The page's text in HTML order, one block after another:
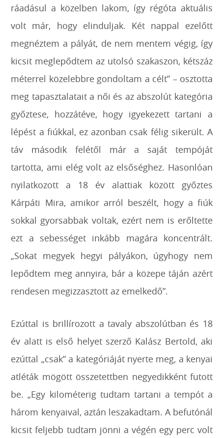
ráadásul a közelben lakom, így régóta aktuális
volt már, hogy elinduljak. Két nappal ezelőtt
megnéztem a pályát, de nem mentem végig, így
kicsit meglepődtem az utolsó szakaszon, kétszáz
méterrel közelebbre gondoltam a célt” – osztotta
meg tapasztalatait a női és az abszolút kategória
győztese, hozzátéve, hogy igyekezett tartani a
lépést a fiúkkal, ez azonban csak félig sikerült. A
táv második felétől már a saját tempóját
tartotta, ami elég volt az elsőséghez. Hasonlóan
nyilatkozott a 18 év alattiak között győztes
Kárpáti Mira, amikor arról beszélt, hogy a fiúk
sokkal gyorsabbak voltak, ezért nem is erőltette
ezt a sebességet inkább magára koncentrált.
„Sokat megyek hegyi pályákon, úgyhogy nem
lepődtem meg annyira, bár a közepe táján azért
rendesen megizzasztott az emelkedő”.
Ezúttal is brillírozott a tavaly abszolútban és 18
év alatt is első helyet szerző Kalász Bertold, aki
ezúttal „csak” a kategóriáját nyerte meg, a kenyai
atléták mögött összetettben negyedikként futott
be. „Egy kilométerig tudtam tartani a tempót a
három kenyaival, aztán leszakadtam. A befutónál
kicsit feljebb tudtam jönni a végén egy perc volt